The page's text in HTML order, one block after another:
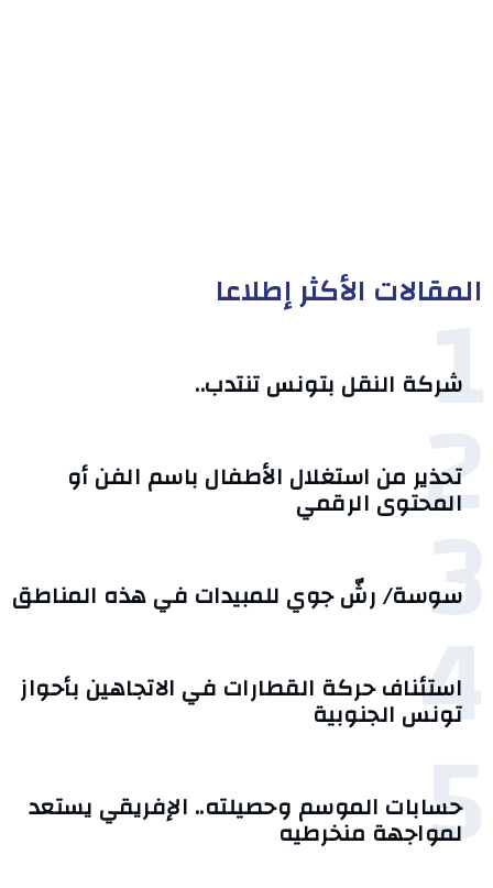
المقالات الأكثر إطلاعا
1
شركة النقل بتونس تنتدب..
2
تحذير من استغلال الأطفال باسم الفن أو
المحتوى الرقمي
3
سوسة/ رشّ جوي للمبيدات في هذه المناطق
4
استئناف حركة القطارات في الاتجاهين بأحواز
تونس الجنوبية
5
حسابات الموسم وحصيلته.. الإفريقي يستعد
لمواجهة منخرطيه